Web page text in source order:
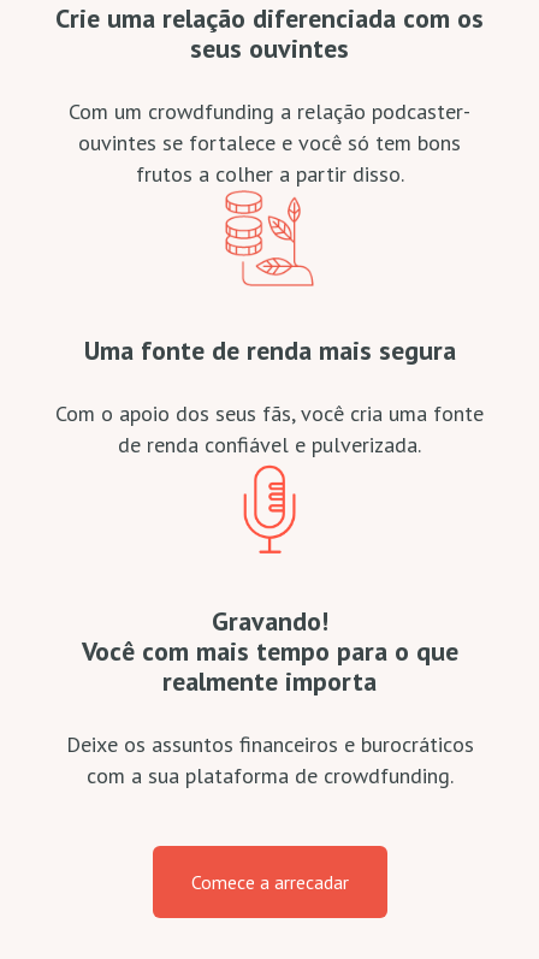
Crie uma relação diferenciada com os
seus ouvintes
Com um crowdfunding a relação podcaster-
ouvintes se fortalece e você só tem bons
frutos a colher a partir disso.
Uma fonte de renda mais segura
Com o apoio dos seus fãs, você cria uma fonte
de renda confiável e pulverizada.
Gravando!
Você com mais tempo para o que
realmente importa
Deixe os assuntos financeiros e burocráticos
com a sua plataforma de crowdfunding.
Comece a arrecadar